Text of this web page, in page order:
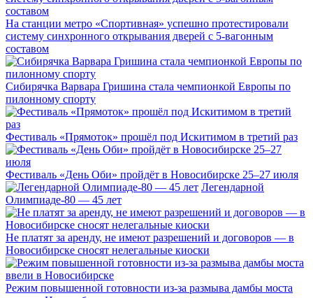
На станции метро «Спортивная» успешно протестировали
систему синхронного открывания дверей с 5-вагонным
составом
Сибирячка Варвара Гришина стала чемпионкой Европы по
пилонному спорту
Фестиваль «Прямоток» прошёл под Искитимом в третий раз
Фестиваль «День Оби» пройдёт в Новосибирске 25–27 июля
Легендарной
Олимпиаде-80 — 45 лет
Не платят за аренду, не имеют разрешений и договоров — в
Новосибирске сносят нелегальные киоски
Режим повышенной готовности из-за размыва дамбы моста